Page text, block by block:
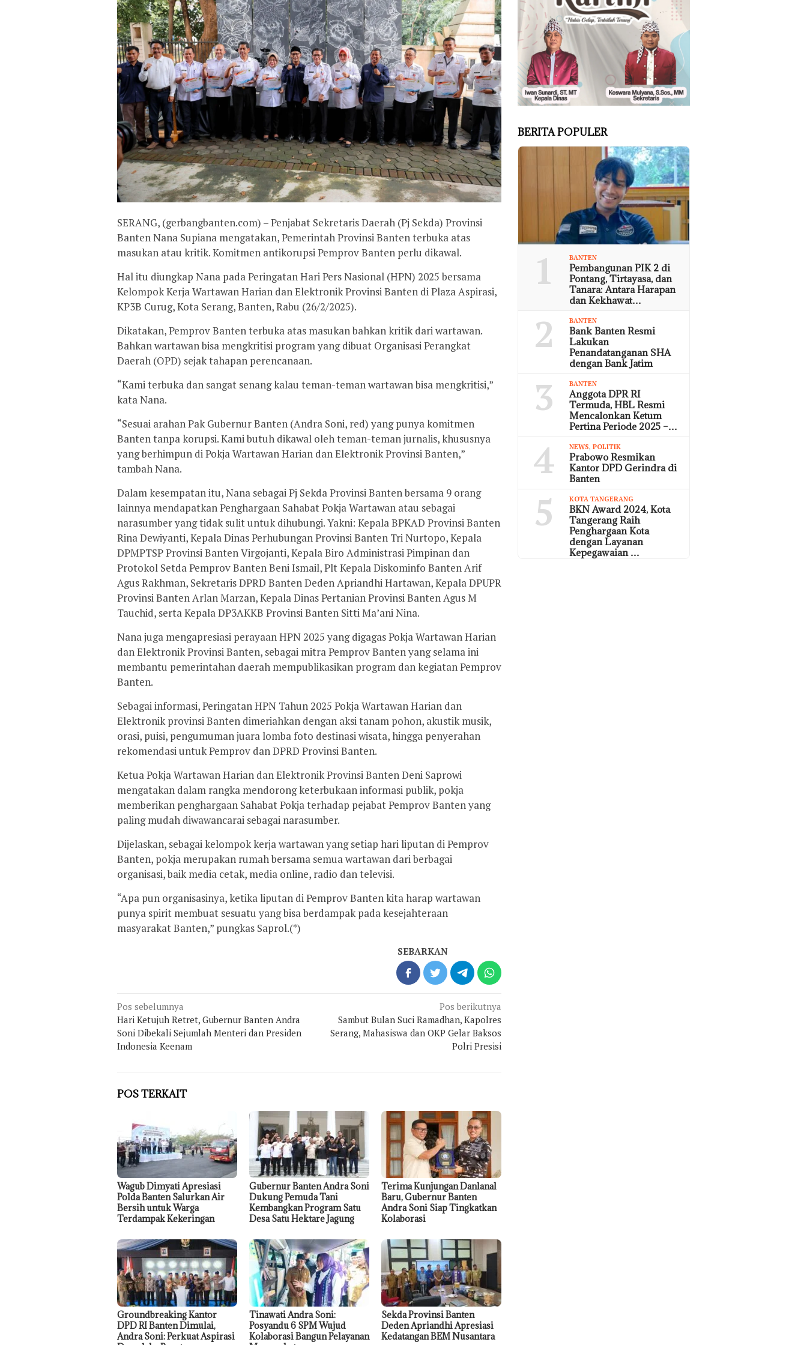
SERANG, (gerbangbanten.com) – Penjabat Sekretaris Daerah (Pj Sekda) Provinsi
Banten Nana Supiana mengatakan, Pemerintah Provinsi Banten terbuka atas
masukan atau kritik. Komitmen antikorupsi Pemprov Banten perlu dikawal.
Hal itu diungkap Nana pada Peringatan Hari Pers Nasional (HPN) 2025 bersama
Kelompok Kerja Wartawan Harian dan Elektronik Provinsi Banten di Plaza Aspirasi,
KP3B Curug, Kota Serang, Banten, Rabu (26/2/2025).
Dikatakan, Pemprov Banten terbuka atas masukan bahkan kritik dari wartawan.
Bahkan wartawan bisa mengkritisi program yang dibuat Organisasi Perangkat
Daerah (OPD) sejak tahapan perencanaan.
“Kami terbuka dan sangat senang kalau teman-teman wartawan bisa mengkritisi,”
kata Nana.
“Sesuai arahan Pak Gubernur Banten (Andra Soni, red) yang punya komitmen
Banten tanpa korupsi. Kami butuh dikawal oleh teman-teman jurnalis, khususnya
yang berhimpun di Pokja Wartawan Harian dan Elektronik Provinsi Banten,”
tambah Nana.
Dalam kesempatan itu, Nana sebagai Pj Sekda Provinsi Banten bersama 9 orang
lainnya mendapatkan Penghargaan Sahabat Pokja Wartawan atau sebagai
narasumber yang tidak sulit untuk dihubungi. Yakni: Kepala BPKAD Provinsi Banten
Rina Dewiyanti, Kepala Dinas Perhubungan Provinsi Banten Tri Nurtopo, Kepala
DPMPTSP Provinsi Banten Virgojanti, Kepala Biro Administrasi Pimpinan dan
Protokol Setda Pemprov Banten Beni Ismail, Plt Kepala Diskominfo Banten Arif
Agus Rakhman, Sekretaris DPRD Banten Deden Apriandhi Hartawan, Kepala DPUPR
Provinsi Banten Arlan Marzan, Kepala Dinas Pertanian Provinsi Banten Agus M
Tauchid, serta Kepala DP3AKKB Provinsi Banten Sitti Ma’ani Nina.
Nana juga mengapresiasi perayaan HPN 2025 yang digagas Pokja Wartawan Harian
dan Elektronik Provinsi Banten, sebagai mitra Pemprov Banten yang selama ini
membantu pemerintahan daerah mempublikasikan program dan kegiatan Pemprov
Banten.
Sebagai informasi, Peringatan HPN Tahun 2025 Pokja Wartawan Harian dan
Elektronik provinsi Banten dimeriahkan dengan aksi tanam pohon, akustik musik,
orasi, puisi, pengumuman juara lomba foto destinasi wisata, hingga penyerahan
rekomendasi untuk Pemprov dan DPRD Provinsi Banten.
Ketua Pokja Wartawan Harian dan Elektronik Provinsi Banten Deni Saprowi
mengatakan dalam rangka mendorong keterbukaan informasi publik, pokja
memberikan penghargaan Sahabat Pokja terhadap pejabat Pemprov Banten yang
paling mudah diwawancarai sebagai narasumber.
Dijelaskan, sebagai kelompok kerja wartawan yang setiap hari liputan di Pemprov
Banten, pokja merupakan rumah bersama semua wartawan dari berbagai
organisasi, baik media cetak, media online, radio dan televisi.
“Apa pun organisasinya, ketika liputan di Pemprov Banten kita harap wartawan
punya spirit membuat sesuatu yang bisa berdampak pada kesejahteraan
masyarakat Banten,” pungkas Saprol.(*)
SEBARKAN
Navigasi
pos
Pos sebelumnya
Hari Ketujuh Retret, Gubernur Banten Andra
Soni Dibekali Sejumlah Menteri dan Presiden
Indonesia Keenam
Pos berikutnya
Sambut Bulan Suci Ramadhan, Kapolres
Serang, Mahasiswa dan OKP Gelar Baksos
Polri Presisi
POS TERKAIT
Wagub Dimyati Apresiasi
Polda Banten Salurkan Air
Bersih untuk Warga
Terdampak Kekeringan
Gubernur Banten Andra Soni
Dukung Pemuda Tani
Kembangkan Program Satu
Desa Satu Hektare Jagung
Terima Kunjungan Danlanal
Baru, Gubernur Banten
Andra Soni Siap Tingkatkan
Kolaborasi
Groundbreaking Kantor
DPD RI Banten Dimulai,
Andra Soni: Perkuat Aspirasi
Tinawati Andra Soni:
Posyandu 6 SPM Wujud
Kolaborasi Bangun Pelayanan
Sekda Provinsi Banten
Deden Apriandhi Apresiasi
Kedatangan BEM Nusantara
BERITA POPULER
1 BANTEN
Pembangunan PIK 2 di
Pontang, Tirtayasa, dan
Tanara: Antara Harapan
dan Kekhawat…
2 BANTEN
Bank Banten Resmi
Lakukan
Penandatanganan SHA
dengan Bank Jatim
3 BANTEN
Anggota DPR RI
Termuda, HBL Resmi
Mencalonkan Ketum
Pertina Periode 2025 –…
4 NEWS,POLITIK
Prabowo Resmikan
Kantor DPD Gerindra di
Banten
5 KOTA TANGERANG
BKN Award 2024, Kota
Tangerang Raih
Penghargaan Kota
dengan Layanan
Kepegawaian …